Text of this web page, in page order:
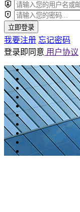
立即登录
我要注册 忘记密码
登录即同意 用户协议